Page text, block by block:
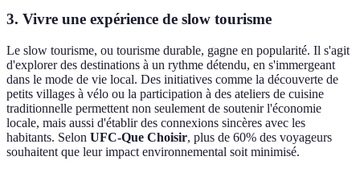
3. Vivre une expérience de slow tourisme
Le slow tourisme, ou tourisme durable, gagne en popularité. Il s'agit
d'explorer des destinations à un rythme détendu, en s'immergeant
dans le mode de vie local. Des initiatives comme la découverte de
petits villages à vélo ou la participation à des ateliers de cuisine
traditionnelle permettent non seulement de soutenir l'économie
locale, mais aussi d'établir des connexions sincères avec les
habitants. Selon UFC-Que Choisir, plus de 60% des voyageurs
souhaitent que leur impact environnemental soit minimisé.